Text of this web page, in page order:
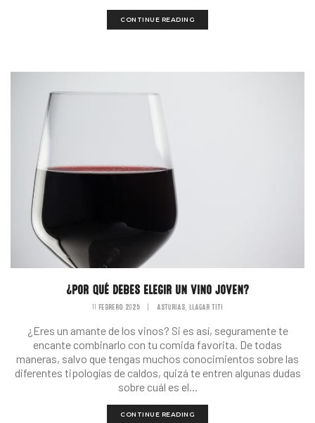
CONTINUE READING
¿POR QUÉ DEBES ELEGIR UN VINO JOVEN?
11 FEBRERO 2025 ASTURIAS, LLAGAR TITI
¿Eres un amante de los vinos? Si es así, seguramente te
encante combinarlo con tu comida favorita. De todas
maneras, salvo que tengas muchos conocimientos sobre las
diferentes tipologías de caldos, quizá te entren algunas dudas
sobre cuál es el...
CONTINUE READING